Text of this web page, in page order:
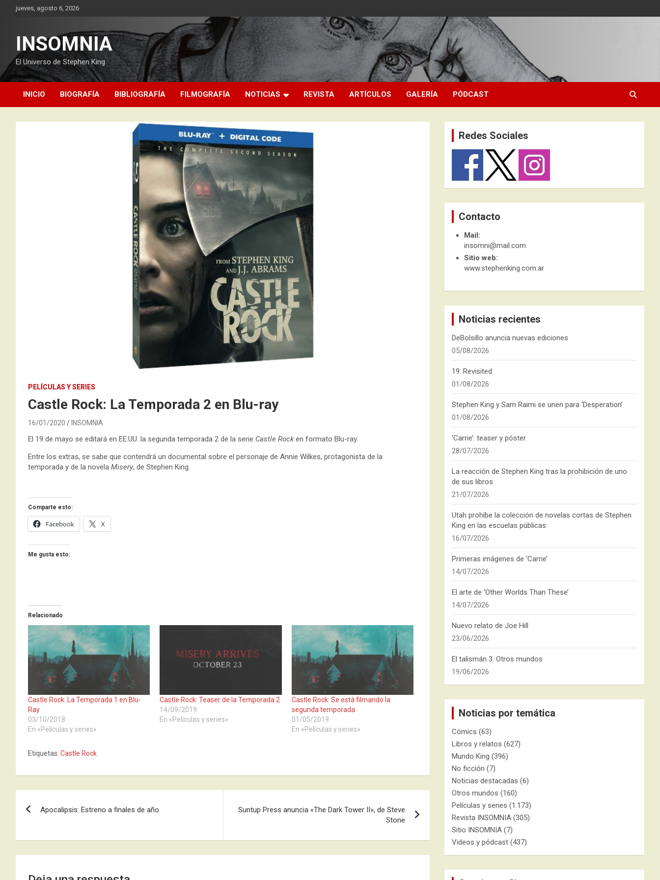
Saltarjueves, agosto 6, 2026
INSOMNIA
El Universo de Stephen King
INICIO BIOGRAFÍA BIBLIOGRAFÍA FILMOGRAFÍA NOTICIAS REVISTA ARTÍCULOS GALERÍA PÓDCAST
PELÍCULAS Y SERIES
Castle Rock: La Temporada 2 en Blu-ray
16/01/2020 INSOMNIA
El 19 de mayo se editará en EE.UU. la segunda temporada 2 de la serie Castle Rocken formato Blu-ray.
Entre los extras, se sabe que contendrá un documental sobre el personaje de Annie Wilkes, protagonista de la
temporada y de la novela Misery, de Stephen King.
Comparte esto:
Facebook X
Me gusta esto:
Relacionado
Castle Rock: La Temporada 1 en Blu-
Ray
03/10/2018
En «Películas y series»
Castle Rock: Teaser de la Temporada 2
14/09/2019
En «Películas y series»
Castle Rock: Se está filmando la
segunda temporada
01/05/2019
En «Películas y series»
Etiquetas: Castle Rock
entradas
Apocalipsis: Estreno a finales de año
Suntup Press anuncia «The Dark Tower II», de Steve
Stone
Redes Sociales
Contacto
Mail:
insomni@mail.com
Sitio web:
www.stephenking.com.ar
Noticias recientes
DeBolsillo anuncia nuevas ediciones
05/08/2026
19: Revisited
01/08/2026
Stephen King y Sam Raimi se unen para ‘Desperation’
01/08/2026
‘Carrie’: teaser y póster
28/07/2026
La reacción de Stephen King tras la prohibición de uno
de sus libros
21/07/2026
Utah prohíbe la colección de novelas cortas de Stephen
King en las escuelas públicas
16/07/2026
Primeras imágenes de ‘Carrie’
14/07/2026
El arte de ‘Other Worlds Than These’
14/07/2026
Nuevo relato de Joe Hill
23/06/2026
El talismán 3: Otros mundos
19/06/2026
Noticias por temática
Cómics (63)
Libros y relatos (627)
Mundo King (396)
No ficción (7)
Noticias destacadas (6)
Otros mundos (160)
Películas y series (1.173)
Revista INSOMNIA (305)
Sitio INSOMNIA (7)
Videos y pódcast (437)